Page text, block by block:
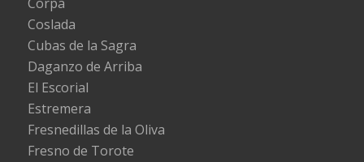
Coslada
Cubas de la Sagra
Daganzo de Arriba
El Escorial
Estremera
Fresnedillas de la Oliva
Fresno de Torote